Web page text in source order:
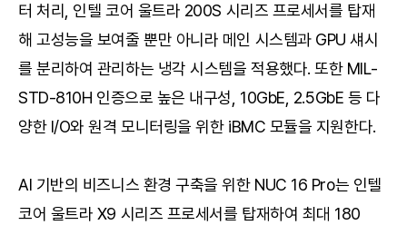
터 처리, 인텔 코어 울트라 200S 시리즈 프로세서를 탑재
해 고성능을 보여줄 뿐만 아니라 메인 시스템과 GPU 섀시
를 분리하여 관리하는 냉각 시스템을 적용했다. 또한 MIL-
STD-810H 인증으로 높은 내구성, 10GbE, 2.5GbE 등 다
양한 I/O와 원격 모니터링을 위한 iBMC 모듈을 지원한다.
AI 기반의 비즈니스 환경 구축을 위한 NUC 16 Pro는 인텔
코어 울트라 X9 시리즈 프로세서를 탑재하여 최대 180